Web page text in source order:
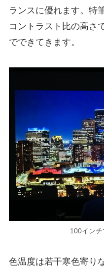
ランスに優れます。特
コントラスト比の高さ
でできてきます。
100イン
色温度は若干寒色寄り